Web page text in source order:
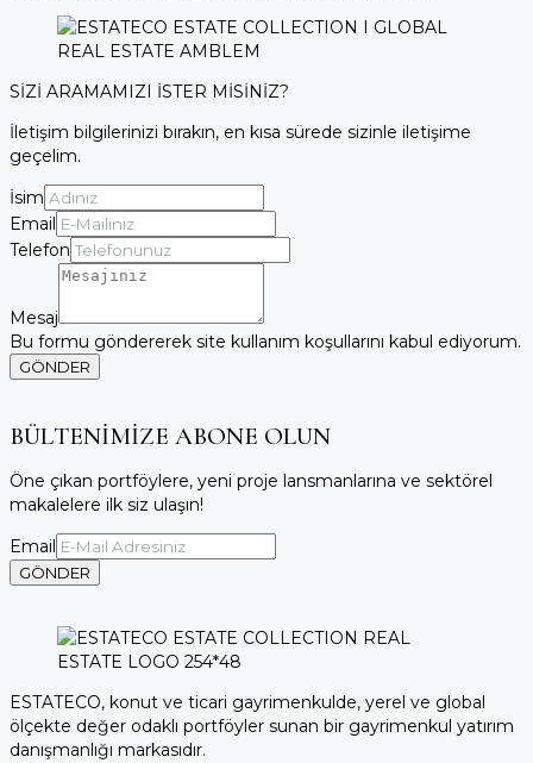
SİZİ ARAMAMIZI İSTER MİSİNİZ?
İletişim bilgilerinizi bırakın, en kısa sürede sizinle iletişime
geçelim.
İsim
Email
Telefon
Mesaj
Bu formu göndererek site kullanım koşullarını kabul ediyorum.
GÖNDER
BÜLTENİMİZE ABONE OLUN
Öne çıkan portföylere, yeni proje lansmanlarına ve sektörel
makalelere ilk siz ulaşın!
Email
GÖNDER
ESTATECO, konut ve ticari gayrimenkulde, yerel ve global
ölçekte değer odaklı portföyler sunan bir gayrimenkul yatırım
danışmanlığı markasıdır.